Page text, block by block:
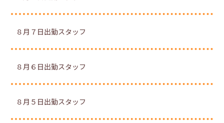
８月７日出勤スタッフ
８月６日出勤スタッフ
８月５日出勤スタッフ